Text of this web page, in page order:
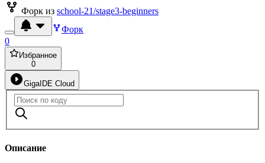
Форк из school-21/stage3-beginners
Форк
0
Избранное
0
GigaIDE Cloud
Описание